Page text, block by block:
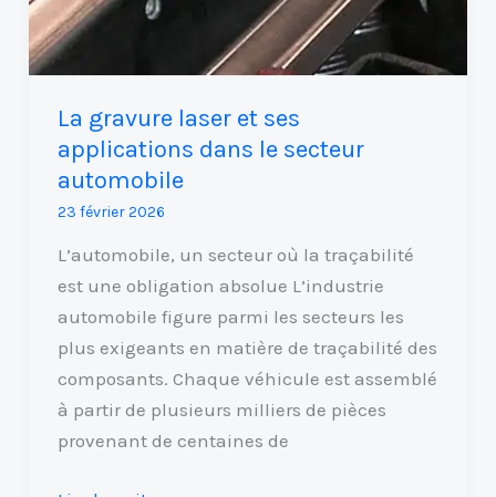
La gravure laser et ses
applications dans le secteur
automobile
23 février 2026
L’automobile, un secteur où la traçabilité
est une obligation absolue L’industrie
automobile figure parmi les secteurs les
plus exigeants en matière de traçabilité des
composants. Chaque véhicule est assemblé
à partir de plusieurs milliers de pièces
provenant de centaines de
automobile